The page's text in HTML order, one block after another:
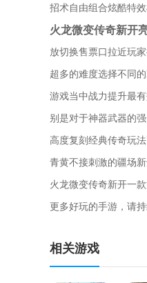
招术自由组合炫酷特
火龙微变传奇新开
放切换售票口拉近玩
超多的难度选择不同
游戏当中战力提升最
别是对于神器武器的强
高度复刻经典传奇玩
青黄不接刺激的疆场
火龙微变传奇新开一
更多好玩的手游，请
相关游戏